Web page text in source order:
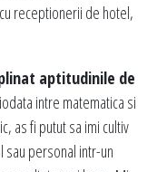
receptionerii de hotel,
aptitudinile de
intre matematica si
as fi putut sa imi cultiv
personal intr-un